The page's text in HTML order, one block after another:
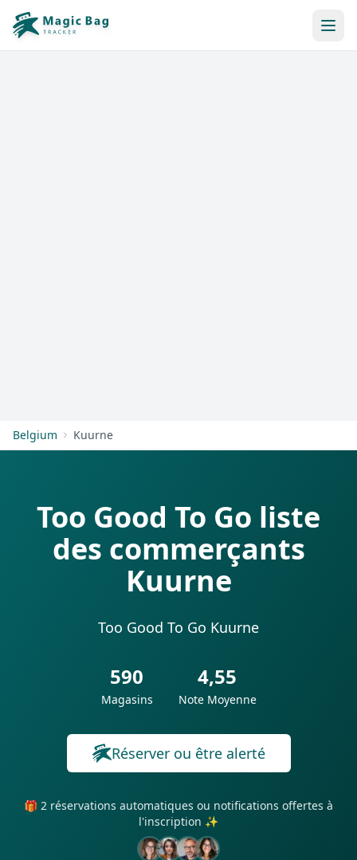
Belgium Kuurne
Too Good To Go liste
des commerçants
Kuurne
Too Good To Go Kuurne
590
Magasins
4,55
Note Moyenne
Réserver ou être alerté
🎁 2 réservations automatiques ou notifications offertes à
l'inscription ✨